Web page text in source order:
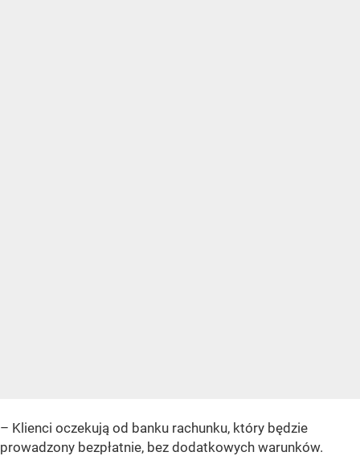
– Klienci oczekują od banku rachunku, który będzie
prowadzony bezpłatnie, bez dodatkowych warunków.